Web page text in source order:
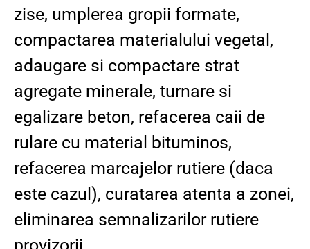
zise, umplerea gropii formate,
compactarea materialului vegetal,
adaugare si compactare strat
agregate minerale, turnare si
egalizare beton, refacerea caii de
rulare cu material bituminos,
refacerea marcajelor rutiere (daca
este cazul), curatarea atenta a zonei,
eliminarea semnalizarilor rutiere